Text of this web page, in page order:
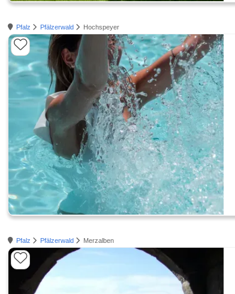
Pfalz Pfälzerwald Hochspeyer
Pfalz Pfälzerwald Merzalben